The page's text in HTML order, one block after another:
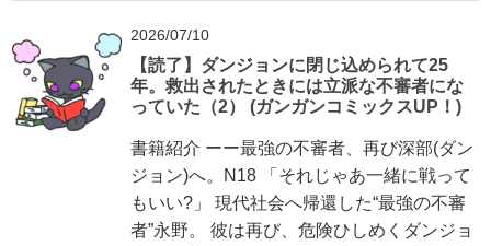
2026/07/10
【読了】ダンジョンに閉じ込められて25
年。救出されたときには立派な不審者にな
っていた（2） (ガンガンコミックスUP！)
書籍紹介 ーー最強の不審者、再び深部(ダン
ジョン)へ。N18 「それじゃあ一緒に戦って
もいい?」 現代社会へ帰還した“最強の不審
者”永野。 彼は再び、危険ひしめくダンジョ